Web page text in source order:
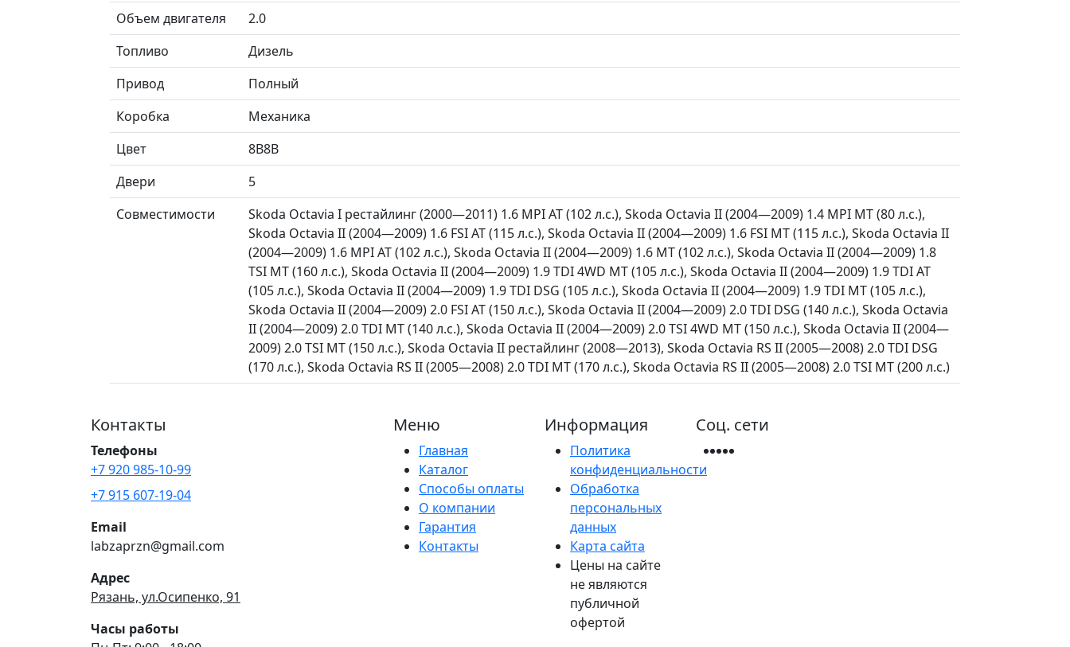
Объем двигателя
2.0
Топливо
Дизель
Привод
Полный
Коробка
Механика
Цвет
8B8B
Двери
5
Совместимости
Skoda Octavia I рестайлинг (2000—2011) 1.6 MPI AT (102 л.с.), Skoda Octavia II (2004—2009) 1.4 MPI MT (80 л.с.),
Skoda Octavia II (2004—2009) 1.6 FSI AT (115 л.с.), Skoda Octavia II (2004—2009) 1.6 FSI MT (115 л.с.), Skoda Octavia II
(2004—2009) 1.6 MPI AT (102 л.с.), Skoda Octavia II (2004—2009) 1.6 MT (102 л.с.), Skoda Octavia II (2004—2009) 1.8
TSI MT (160 л.с.), Skoda Octavia II (2004—2009) 1.9 TDI 4WD MT (105 л.с.), Skoda Octavia II (2004—2009) 1.9 TDI AT
(105 л.с.), Skoda Octavia II (2004—2009) 1.9 TDI DSG (105 л.с.), Skoda Octavia II (2004—2009) 1.9 TDI MT (105 л.с.),
Skoda Octavia II (2004—2009) 2.0 FSI AT (150 л.с.), Skoda Octavia II (2004—2009) 2.0 TDI DSG (140 л.с.), Skoda Octavia
II (2004—2009) 2.0 TDI MT (140 л.с.), Skoda Octavia II (2004—2009) 2.0 TSI 4WD MT (150 л.с.), Skoda Octavia II (2004—
2009) 2.0 TSI MT (150 л.с.), Skoda Octavia II рестайлинг (2008—2013), Skoda Octavia RS II (2005—2008) 2.0 TDI DSG
(170 л.с.), Skoda Octavia RS II (2005—2008) 2.0 TDI MT (170 л.с.), Skoda Octavia RS II (2005—2008) 2.0 TSI MT (200 л.с.)
Контакты
Телефоны
+7 920 985-10-99
+7 915 607-19-04
Email
labzaprzn@gmail.com
Адрес
Рязань, ул.Осипенко, 91
Часы работы
Меню
Главная
Каталог
Способы оплаты
О компании
Гарантия
Контакты
Информация
Политика
конфиденциальности
Обработка
персональных
данных
Карта сайта
Цены на сайте
не являются
публичной
офертой
Соц. сети